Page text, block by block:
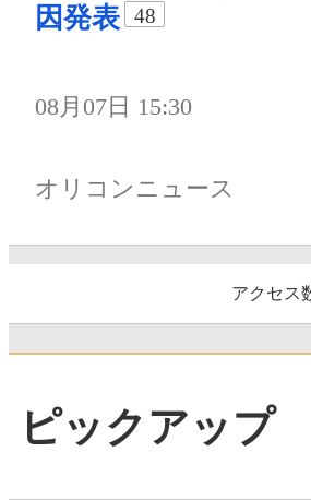
因発表
48
08月07日 15:30
オリコンニュース
アクセス
ピックアップ